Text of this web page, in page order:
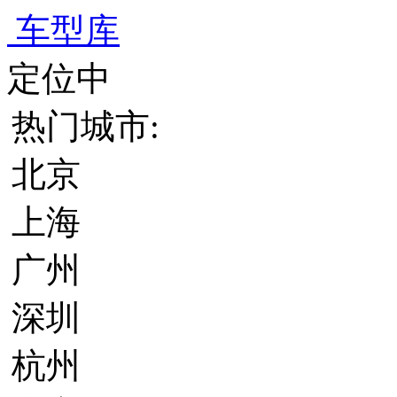
车型库
定位中
热门城市:
北京
上海
广州
深圳
杭州